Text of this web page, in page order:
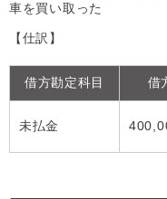
車を買い取った
【仕訳】
借方勘定科目 借
未払金